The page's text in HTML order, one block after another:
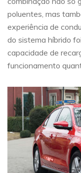
poluentes, mas
experiência de
do sistema híbrido
capacidade de
funcionamento